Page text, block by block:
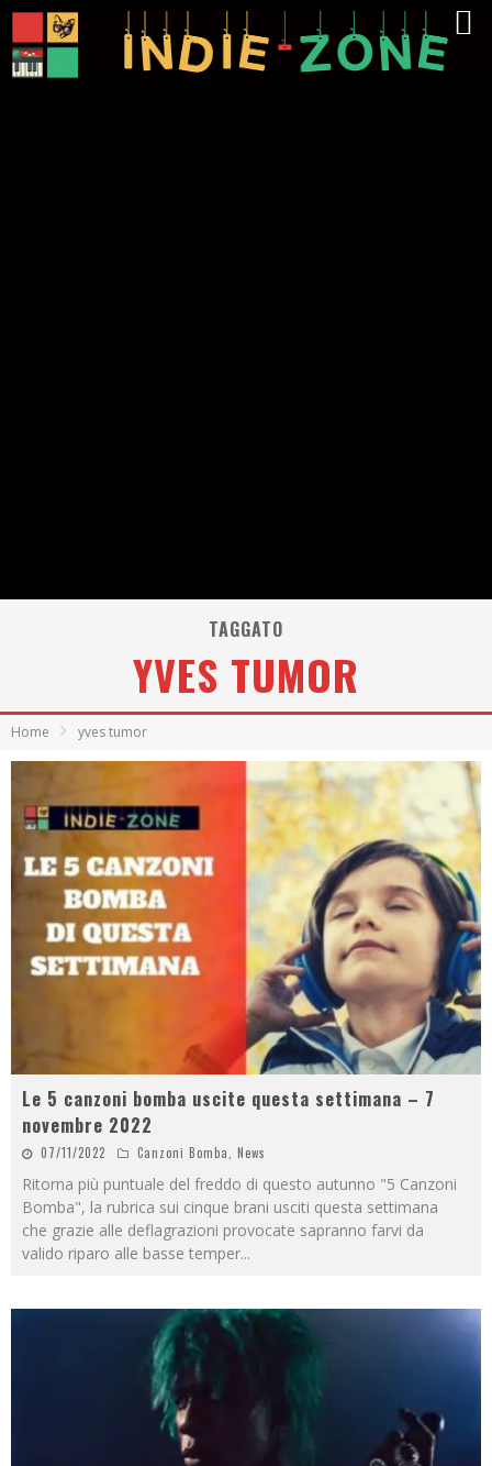
TAGGATO
YVES TUMOR
Home yves tumor
Le 5 canzoni bomba uscite questa settimana – 7
novembre 2022
07/11/2022 Canzoni Bomba, News
Ritorna più puntuale del freddo di questo autunno "5 Canzoni
Bomba", la rubrica sui cinque brani usciti questa settimana
che grazie alle deflagrazioni provocate sapranno farvi da
valido riparo alle basse temper...